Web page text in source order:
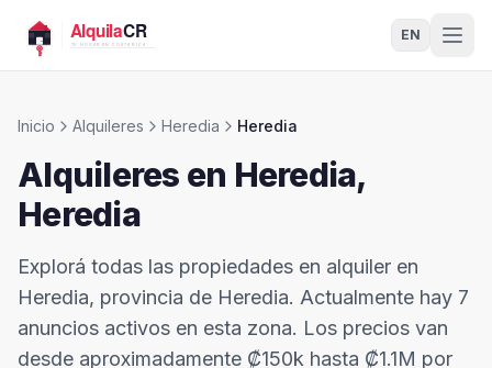
EN
Inicio Alquileres Heredia Heredia
Alquileres en Heredia,
Heredia
Explorá todas las propiedades en alquiler en
Heredia, provincia de Heredia. Actualmente hay 7
anuncios activos en esta zona. Los precios van
desde aproximadamente ₡150k hasta ₡1.1M por